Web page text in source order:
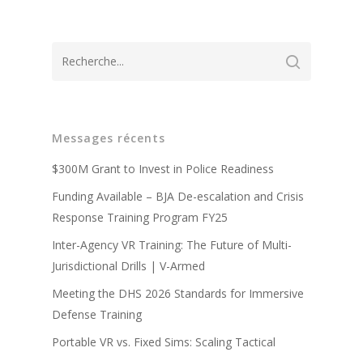
Messages récents
$300M Grant to Invest in Police Readiness
Funding Available – BJA De-escalation and Crisis
Response Training Program FY25
Inter-Agency VR Training: The Future of Multi-
Jurisdictional Drills | V-Armed
Meeting the DHS 2026 Standards for Immersive
Defense Training
Portable VR vs. Fixed Sims: Scaling Tactical
Mises à jour
Démonstration
Système
virtuel V-Armed
Système portable V-
Police
Avantages de la
policière
Militaire